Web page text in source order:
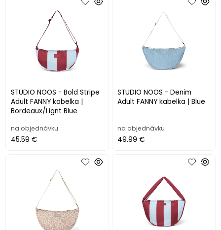
STUDIO NOOS - Bold Stripe
Adult FANNY kabelka |
Bordeaux/Lignt Blue
na objednávku
45.59 €
STUDIO NOOS - Denim
Adult FANNY kabelka | Blue
na objednávku
49.99 €